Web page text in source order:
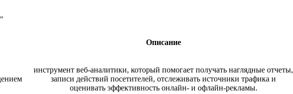
Описание
инструмент веб-аналитики, который помогает получать наглядные отчеты,
записи действий посетителей, отслеживать источники трафика и
оценивать эффективность онлайн- и офлайн-рекламы.